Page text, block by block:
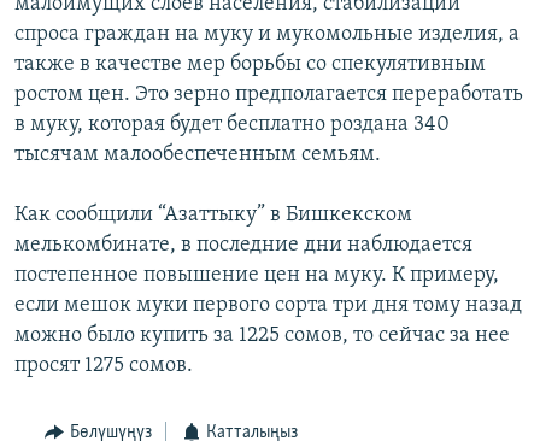
ЫҢГАЙСЫЗ СУРООЛОР
ЭЕ/АРнун бардык сайттары
спроса граждан на муку и мукомольные изделия, а
также в качестве мер борьбы со спекулятивным
ростом цен. Это зерно предполагается переработать
в муку, которая будет бесплатно роздана 340
тысячам малообеспеченным семьям.
Как сообщили “Азаттыку” в Бишкекском
мелькомбинате, в последние дни наблюдается
постепенное повышение цен на муку. К примеру,
если мешок муки первого сорта три дня тому назад
можно было купить за 1225 сомов, то сейчас за нее
просят 1275 сомов.
Бөлүшүңүз Катталыңыз